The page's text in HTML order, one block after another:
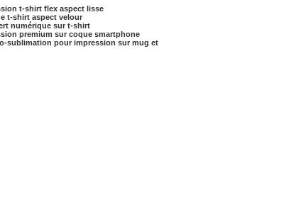
t-shirt flex aspect lisse
t-shirt aspect velour
numérique sur t-shirt
premium sur coque smartphone
sublimation pour impression sur mug et